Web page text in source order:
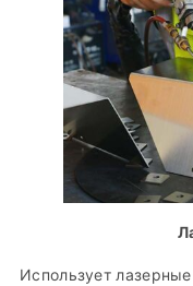
Использует